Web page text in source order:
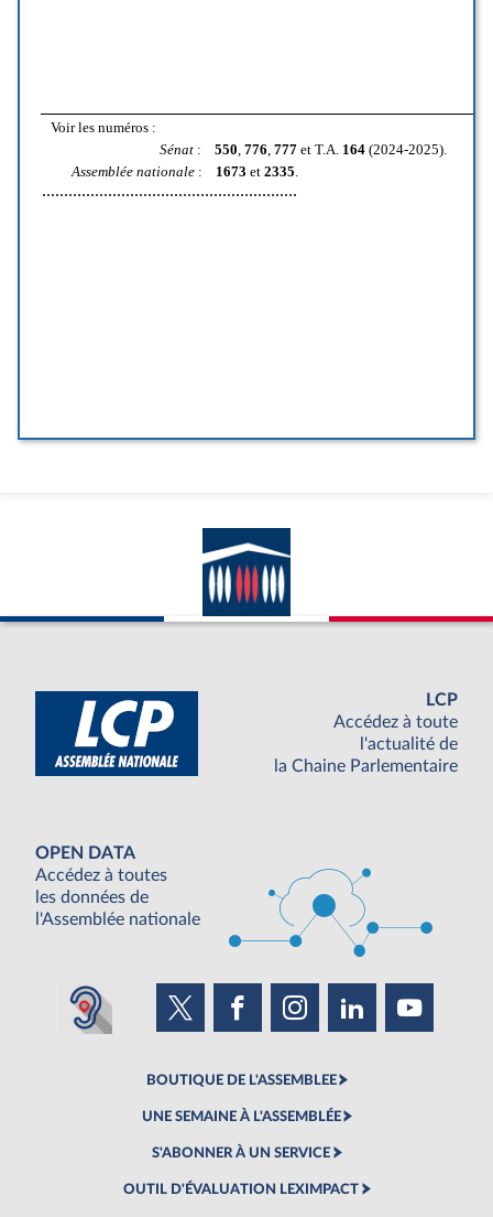
LCP
Accédez à toute
l'actualité de
la Chaine Parlementaire
OPEN DATA
Accédez à toutes
les données de
l'Assemblée nationale
BOUTIQUE DE L'ASSEMBLEE
UNE SEMAINE À L'ASSEMBLÉE
S'ABONNER À UN SERVICE
OUTIL D'ÉVALUATION LEXIMPACT